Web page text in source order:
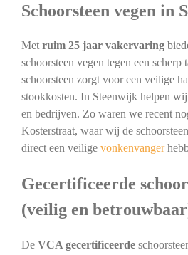
Schoorsteen vegen in
Metruim 25 jaar vakervaring
schoorsteen vegen tegen een scherp
schoorsteen zorgt voor een veilige
stookkosten. In Steenwijk helpen
en bedrijven. Zo waren we recent
Kosterstraat, waar wij de
direct een veilige vonkenvanger
Gecertificeerde
(veilig en
De VCA gecertificeerde